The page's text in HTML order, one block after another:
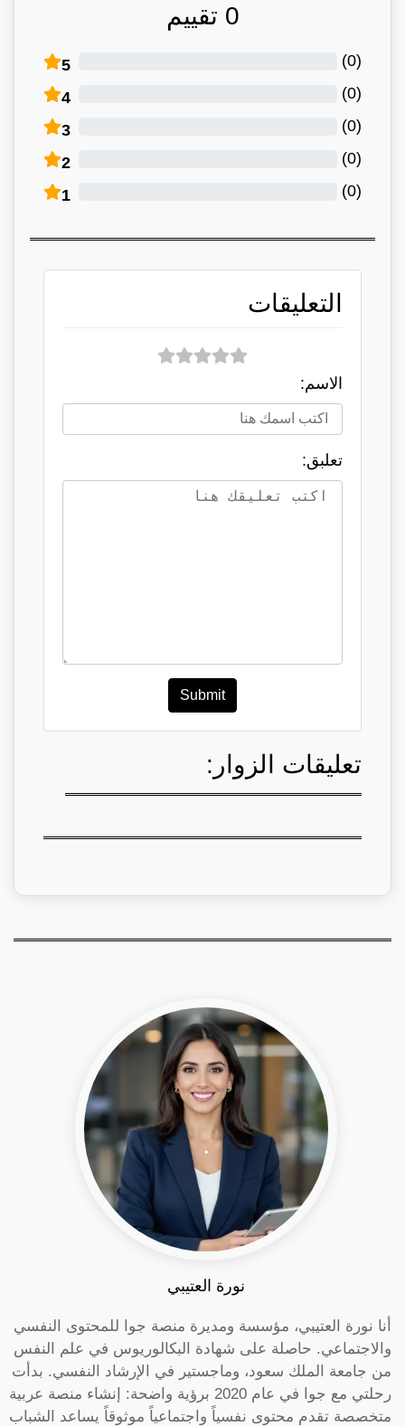
0 تقييم
5 (
0
)
4 (
0
)
3 (
0
)
2 (
0
)
1 (
0
)
التعليقات
الاسم:
تعلبق:
Submit
تعليقات الزوار:
نورة العتيبي
أنا نورة العتيبي، مؤسسة ومديرة منصة جوا للمحتوى النفسي
والاجتماعي. حاصلة على شهادة البكالوريوس في علم النفس
من جامعة الملك سعود، وماجستير في الإرشاد النفسي. بدأت
رحلتي مع جوا في عام 2020 برؤية واضحة: إنشاء منصة عربية
متخصصة تقدم محتوى نفسياً واجتماعياً موثوقاً يساعد الشباب